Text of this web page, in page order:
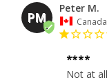
PM
Peter M.
Canada
****
Not at